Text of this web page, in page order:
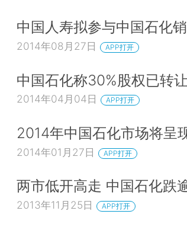
中国人寿拟参与中国石化
2014年08月27日 APP打开
中国石化称30%股权已转
2014年04月04日 APP打开
2014年中国石化市场将呈
2014年01月27日 APP打开
两市低开高走 中国石化跌
2013年11月25日 APP打开